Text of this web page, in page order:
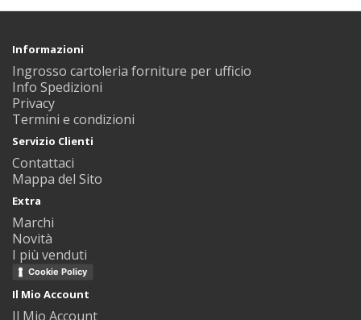
Informazioni
Ingrosso cartoleria forniture per ufficio
Info Spedizioni
Privacy
Termini e condizioni
Servizio Clienti
Contattaci
Mappa del Sito
Extra
Marchi
Novità
I più venduti
Cookie Policy
Il Mio Account
Il Mio Account